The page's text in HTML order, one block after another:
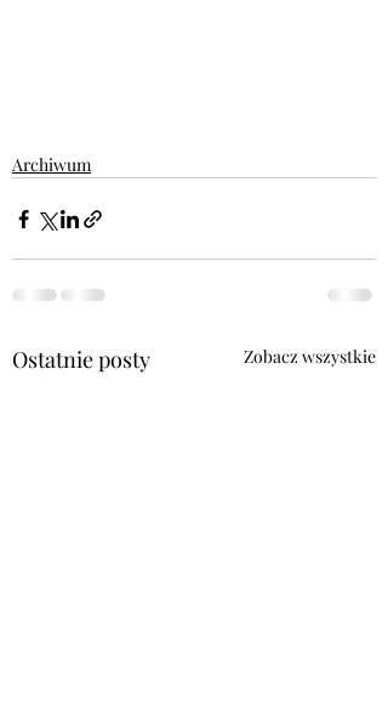
Archiwum
Ostatnie posty Zobacz wszystkie